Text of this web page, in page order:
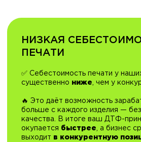
"ТОП 5 ОШИБОК ПРИ
ВВЕДИ ДАННЫЕ И ГАЙД
ПРИДЕТ НА ПОЧТУ